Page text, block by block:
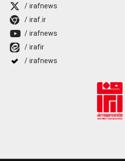
/ irafnews
/ iraf.ir
/ irafnews
/ irafir
/ irafnews